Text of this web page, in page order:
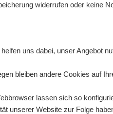
widerrufen oder keine
uns dabei, unser Angebot
bleiben andere Cookies auf
lassen sich so
unserer Website zur Folge